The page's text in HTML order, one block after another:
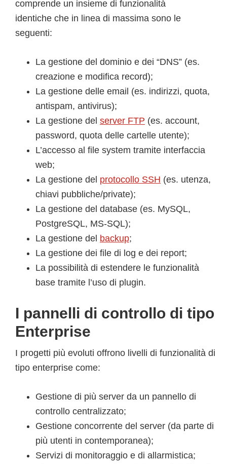
comprende un insieme di funzionalità
identiche che in linea di massima sono le
seguenti:
La gestione del dominio e dei “DNS” (es.
creazione e modifica record);
La gestione delle email (es. indirizzi, quota,
antispam, antivirus);
La gestione del server FTP (es. account,
password, quota delle cartelle utente);
L’accesso al file system tramite interfaccia
web;
La gestione del protocollo SSH (es. utenza,
chiavi pubbliche/private);
La gestione del database (es. MySQL,
PostgreSQL, MS-SQL);
La gestione del backup;
La gestione dei file di log e dei report;
La possibilità di estendere le funzionalità
base tramite l’uso di plugin.
I pannelli di controllo di tipo
Enterprise
I progetti più evoluti offrono livelli di funzionalità di
tipo enterprise come:
Gestione di più server da un pannello di
controllo centralizzato;
Gestione concorrente del server (da parte di
più utenti in contemporanea);
Servizi di monitoraggio e di allarmistica;